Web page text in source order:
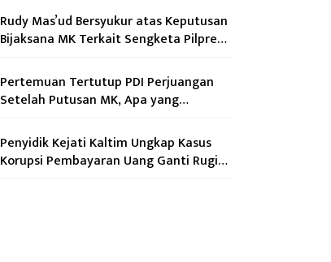
Rudy Mas’ud Bersyukur atas Keputusan
Bijaksana MK Terkait Sengketa Pilpres
Pertemuan Tertutup PDI Perjuangan
Setelah Putusan MK, Apa yang
Penyidik Kejati Kaltim Ungkap Kasus
Korupsi Pembayaran Uang Ganti Rugi